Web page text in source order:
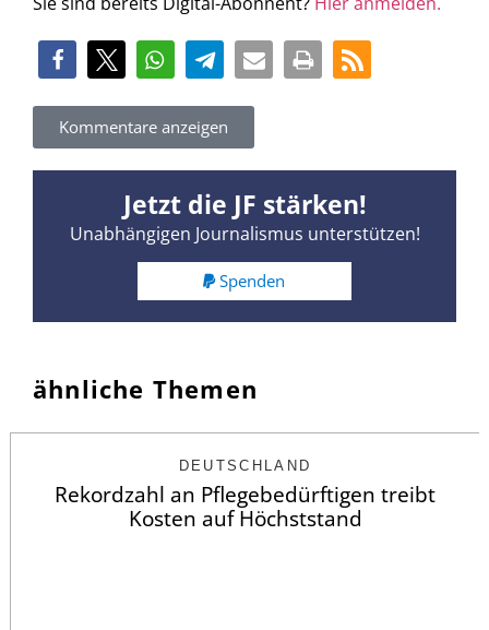
Kommentare anzeigen
Jetzt die JF stärken!
Unabhängigen Journalismus unterstützen!
Spenden
ähnliche Themen
DEUTSCHLAND
Rekordzahl an Pflegebedürftigen treibt
Kosten auf Höchststand